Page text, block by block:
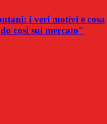
i veri motivi e cosa
così sul mercato"